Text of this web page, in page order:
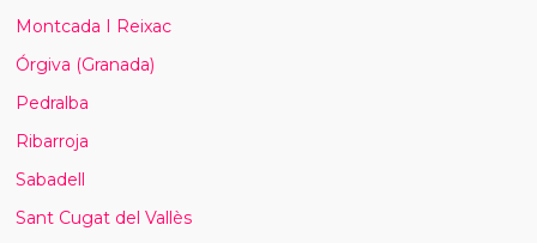
Montcada I Reixac
Órgiva (Granada)
Pedralba
Ribarroja
Sabadell
Sant Cugat del Vallès